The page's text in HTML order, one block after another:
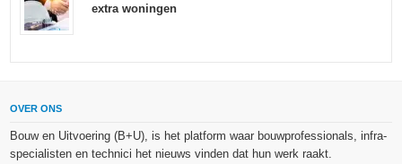
extra woningen
OVER ONS
Bouw en Uitvoering (B+U), is het platform waar bouwprofessionals, infra-
specialisten en technici het nieuws vinden dat hun werk raakt.